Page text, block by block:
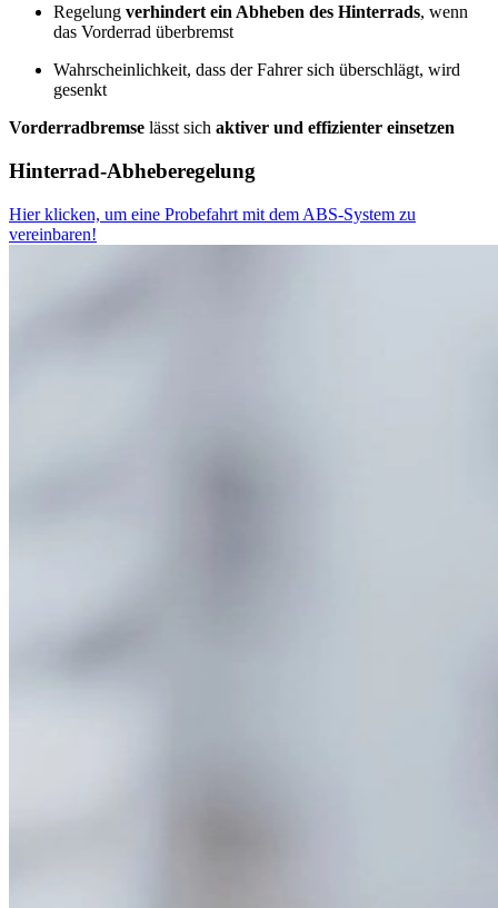
Regelung verhindert ein Abheben des Hinterrads, wenn
das Vorderrad überbremst
Wahrscheinlichkeit, dass der Fahrer sich überschlägt, wird
gesenkt
Vorderradbremse lässt sich aktiver und effizienter einsetzen
Hinterrad-Abheberegelung
Hier klicken, um eine Probefahrt mit dem ABS-System zu
vereinbaren!